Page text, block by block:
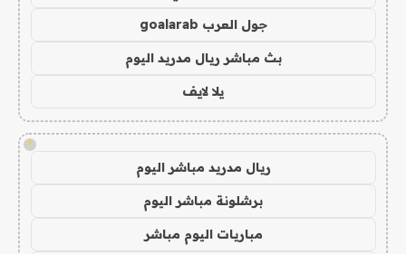
جول العرب goalarab
بث مباشر ريال مدريد اليوم
يلا لايف
!
ريال مدريد مباشر اليوم
برشلونة مباشر اليوم
مباريات اليوم مباشر